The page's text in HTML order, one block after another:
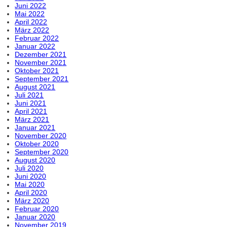
Juni 2022
Mai 2022
April 2022
März 2022
Februar 2022
Januar 2022
Dezember 2021
November 2021
Oktober 2021
September 2021
August 2021
Juli 2021
Juni 2021
April 2021
März 2021
Januar 2021
November 2020
Oktober 2020
September 2020
August 2020
Juli 2020
Juni 2020
Mai 2020
April 2020
März 2020
Februar 2020
Januar 2020
November 2019